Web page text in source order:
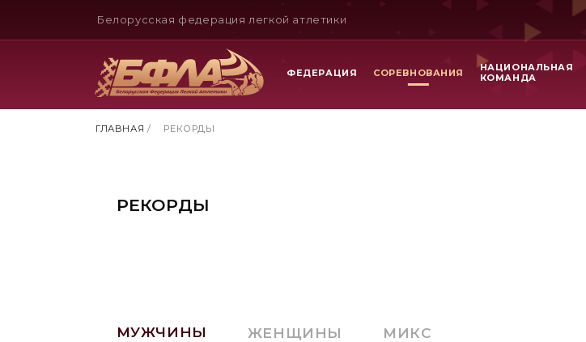
Белорусская федерация легкой атлетики
ФЕДЕРАЦИЯ СОРЕВНОВАНИЯ
НАЦИОНАЛЬНАЯ
КОМАНДА
ГЛАВНАЯ / РЕКОРДЫ
РЕКОРДЫ
МУЖЧИНЫ ЖЕНЩИНЫ МИКС